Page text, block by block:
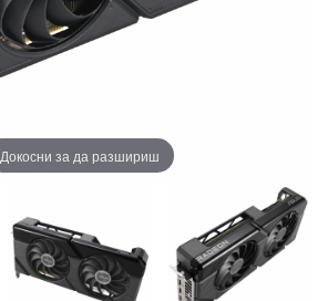
Докосни за да разшириш